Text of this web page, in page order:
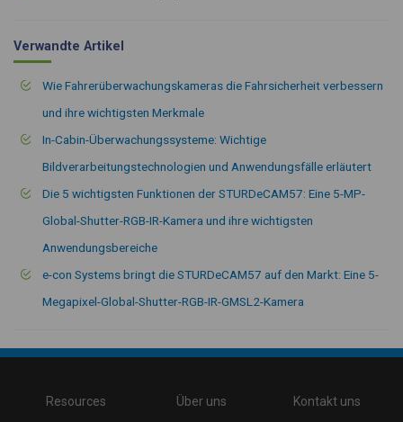
Verwandte Artikel
Wie Fahrerüberwachungskameras die Fahrsicherheit verbessern
und ihre wichtigsten Merkmale
In-Cabin-Überwachungssysteme: Wichtige
Bildverarbeitungstechnologien und Anwendungsfälle erläutert
Die 5 wichtigsten Funktionen der STURDeCAM57: Eine 5-MP-
Global-Shutter-RGB-IR-Kamera und ihre wichtigsten
Anwendungsbereiche
e-con Systems bringt die STURDeCAM57 auf den Markt: Eine 5-
Megapixel-Global-Shutter-RGB-IR-GMSL2-Kamera
Resources Über uns Kontakt uns
\